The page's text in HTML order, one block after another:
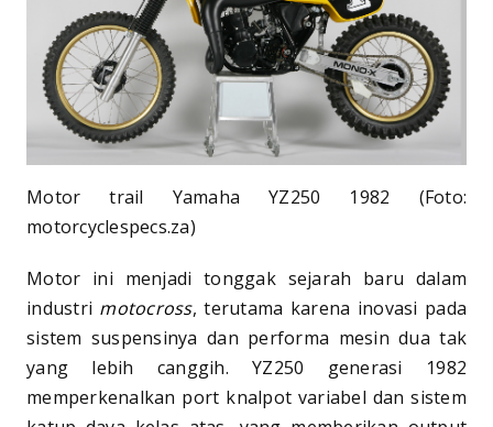
Motor trail Yamaha YZ250 1982 (Foto:
motorcyclespecs.za)
Motor ini menjadi tonggak sejarah baru dalam
industri motocross, terutama karena inovasi pada
sistem suspensinya dan performa mesin dua tak
yang lebih canggih. YZ250 generasi 1982
memperkenalkan port knalpot variabel dan sistem